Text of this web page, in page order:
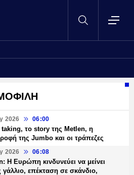
2026 06:00
taking, το story της Metlen, η
της Jumbo και οι τράπεζες
2026 06:08
Η Ευρώπη κινδυνεύει να μείνει
γάλλιο, επέκταση σε σκάνδιο,